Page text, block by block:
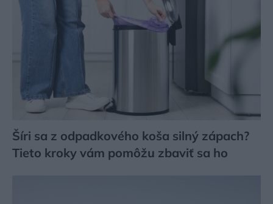
Šíri sa z odpadkového koša silný zápach?
Tieto kroky vám pomôžu zbaviť sa ho